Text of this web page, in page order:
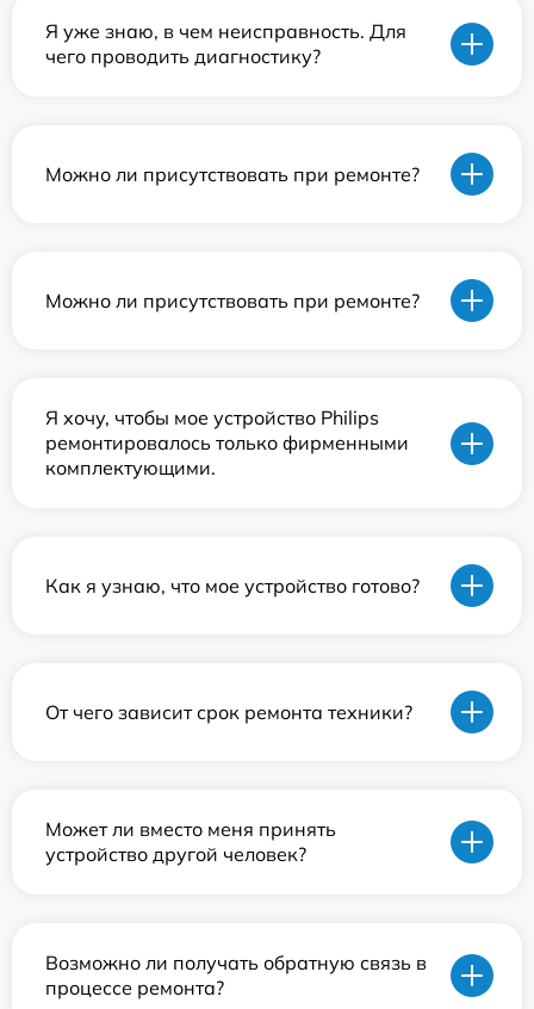
Я уже знаю, в чем неисправность. Для
чего проводить диагностику?
Можно ли присутствовать при ремонте?
Можно ли присутствовать при ремонте?
Я хочу, чтобы мое устройство Philips
ремонтировалось только фирменными
комплектующими.
Как я узнаю, что мое устройство готово?
От чего зависит срок ремонта техники?
Может ли вместо меня принять
устройство другой человек?
Возможно ли получать обратную связь в
процессе ремонта?